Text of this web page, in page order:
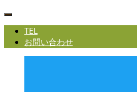
TEL
お問い合わせ